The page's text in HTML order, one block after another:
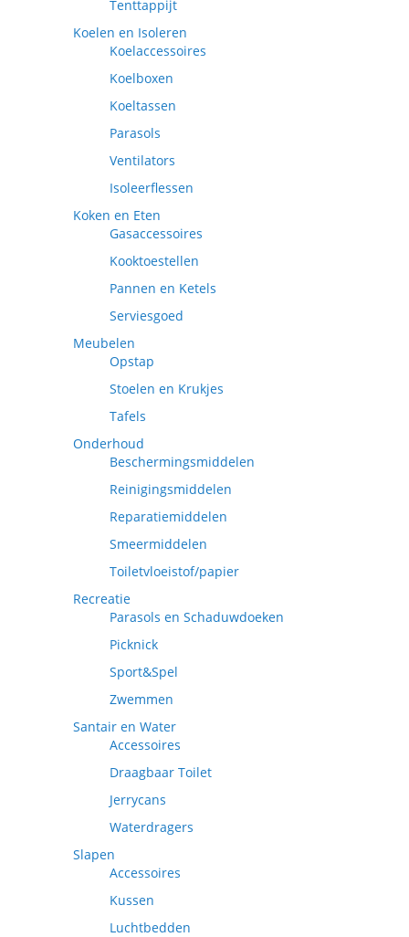
Tenttappijt
Koelen en Isoleren
Koelaccessoires
Koelboxen
Koeltassen
Parasols
Ventilators
Isoleerflessen
Koken en Eten
Gasaccessoires
Kooktoestellen
Pannen en Ketels
Serviesgoed
Meubelen
Opstap
Stoelen en Krukjes
Tafels
Onderhoud
Beschermingsmiddelen
Reinigingsmiddelen
Reparatiemiddelen
Smeermiddelen
Toiletvloeistof/papier
Recreatie
Parasols en Schaduwdoeken
Picknick
Sport&Spel
Zwemmen
Santair en Water
Accessoires
Draagbaar Toilet
Jerrycans
Waterdragers
Slapen
Accessoires
Kussen
Luchtbedden